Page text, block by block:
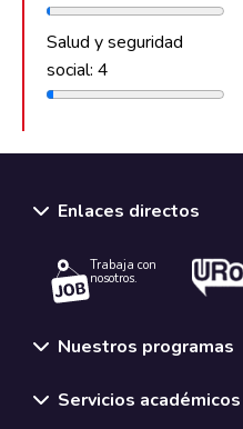
Salud y seguridad
social: 4
Enlaces directos
Trabaja con
nosotros.
Nuestros programas
Servicios académicos